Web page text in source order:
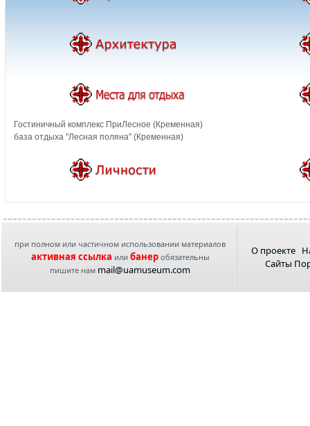
Гостиничный комплекс ПриЛесное (Кременная)
база отдыха "Лесная поляна" (Кременная)
при полном или частичном использовании материалов
активная ссылка или банеробязательны
пишите нам mail@uamuseum.com
О проекте
Сайты